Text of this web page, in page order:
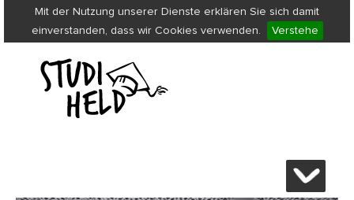
Mit der Nutzung unserer Dienste erklären Sie sich damit
einverstanden, dass wir Cookies verwenden.
Verstehe